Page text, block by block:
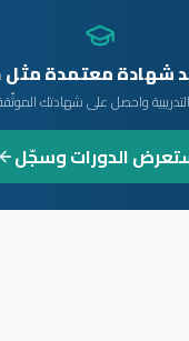
شهادة معتمدة
واحصل على شهادتك
الدورات وسجّل